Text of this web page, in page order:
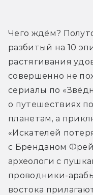
Чего ждём?
разбитый на 10
растягивания
совершенно не
сериалы по
о путешествиях
планетам, а
«Искателей
с Бренданом
археологи с
проводники-
востока